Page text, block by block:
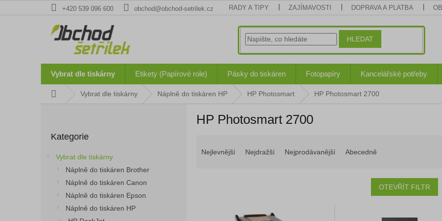
na
+420 539 096 600 obchod@obchod-setrilek.cz RADY A TIPY ZAJÍMAVOSTI DOPRAVA A PLATBA
HLEDAT
Vybrat dle tiskárny Etikety (Papírové role) Pásky do tiskáren Fotopapíry Kancelářské potřeby
Domů Vybrat dle tiskárny Náplně do tiskáren HP HP Photosmart HP Photosmart 2700
kategorie
Kategorie
Vybrat dle tiskárny
Náplně do tiskáren Brother
Náplně do tiskáren Canon
Náplně do tiskáren Epson
Náplně do tiskáren HP
HP Photosmart 2700
Nejlevnější Nejdražší Nejprodávanější Abecedně
OTEVŘÍT FILTR